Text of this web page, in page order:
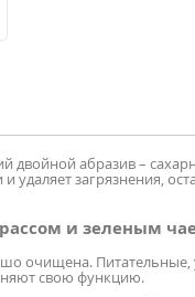
двойной абразив –
удаляет загрязнения,
и зеленым
очищена.
свою функцию.